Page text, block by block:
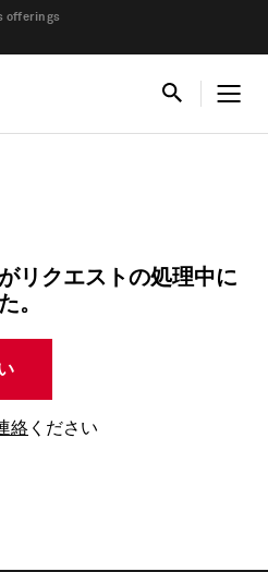
offerings
リクエストの処理中に
。
絡 ください